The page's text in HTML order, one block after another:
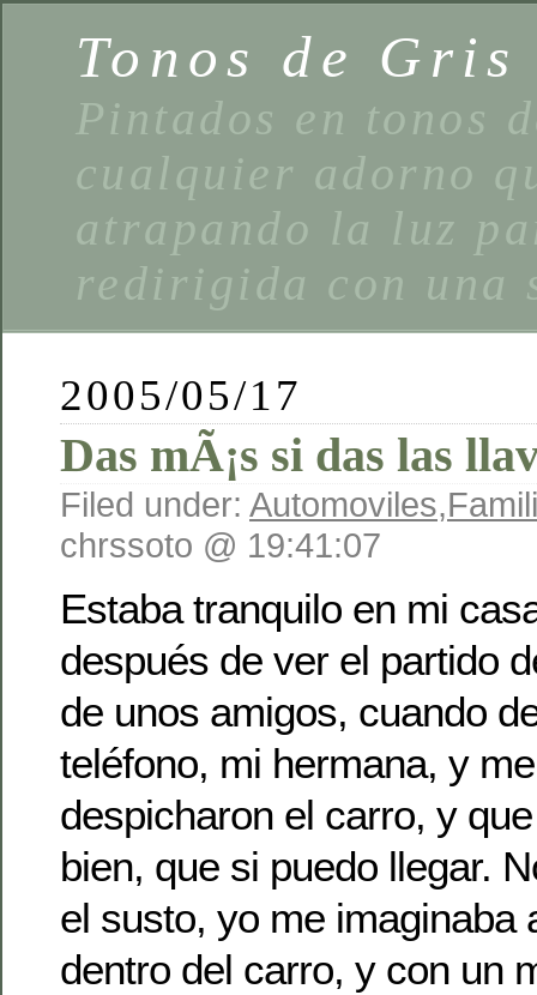
Tonos de Gris
Pintados en tonos
cualquier adorno
atrapando la luz
redirigida con una
2005/05/17
Das mÃ¡s si das las
Filed under: Automoviles,
chrssoto @ 19:41:07
Estaba tranquilo en mi
después de ver el partido
de unos amigos, cuando
teléfono, mi hermana, y
despicharon el carro, y
bien, que si puedo llegar.
el susto, yo me imaginaba
dentro del carro, y con un